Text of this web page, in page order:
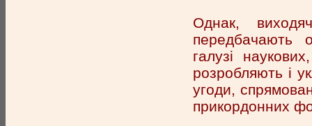
Однак,
передбачають
галузі
розробляють і
угоди,
прикордонних